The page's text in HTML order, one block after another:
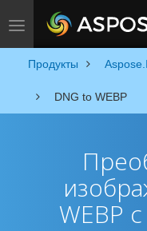
Toggle navigation
Продукты
DNG to WEBP
WEBP